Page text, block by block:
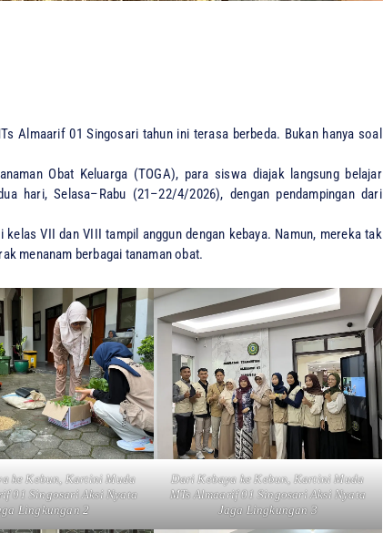
Almaarif 01 Singosari tahun ini terasa berbeda. Bukan hanya soal
Obat Keluarga (TOGA), para siswa diajak langsung belajar
hari, Selasa–Rabu (21–22/4/2026), dengan pendampingan dari
VII dan VIII tampil anggun dengan kebaya. Namun, mereka tak
menanam berbagai tanaman obat.
ke Kebun, Kartini Muda
01 Singosari Aksi Nyata
Lingkungan 2
Dari Kebaya ke Kebun, Kartini Muda
MTs Almaarif 01 Singosari Aksi Nyata
Jaga Lingkungan 3